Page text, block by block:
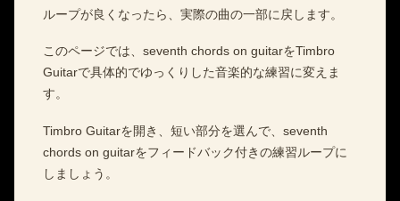
ループが良くなったら、実際の曲の一部に戻します。
このページでは、seventh chords on guitarをTimbro
Guitarで具体的でゆっくりした音楽的な練習に変えま
す。
Timbro Guitarを開き、短い部分を選んで、seventh
chords on guitarをフィードバック付きの練習ループに
しましょう。